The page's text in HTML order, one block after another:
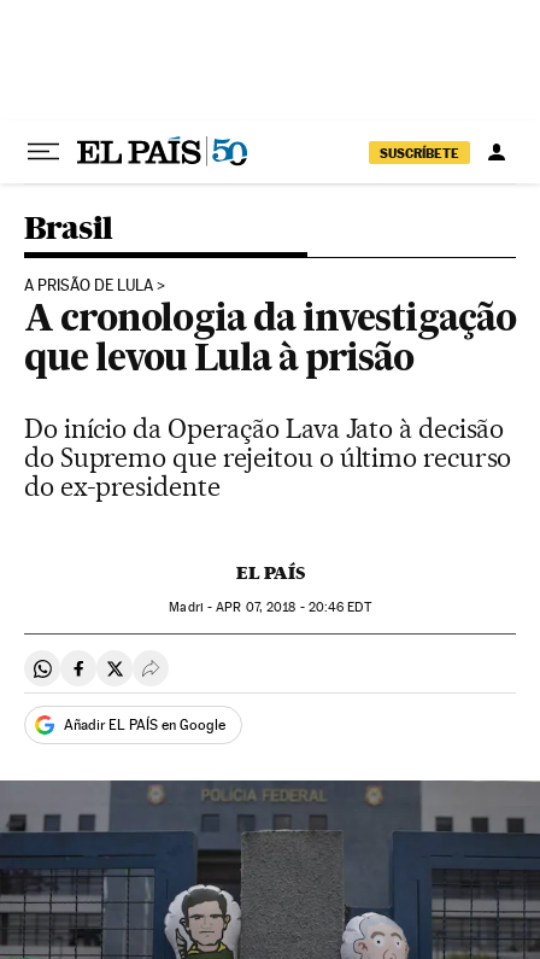
SUSCRÍBETE
Brasil
A PRISÃO DE LULA
A cronologia da investigação
que levou Lula à prisão
Do início da Operação Lava Jato à decisão
do Supremo que rejeitou o último recurso
do ex-presidente
EL PAÍS
Madri -APR 07, 2018 - 20:46 EDT
Compartir en Whatsapp
Compartir en Facebook
Compartir en Twitter
Desplegar Redes Sociales
Añadir EL PAÍS en Google